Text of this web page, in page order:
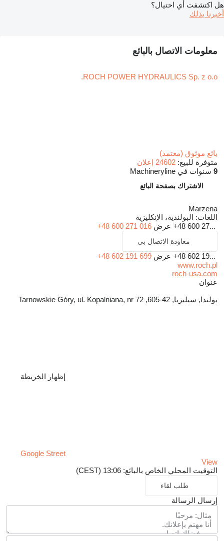
هل اكتشفت أي احتيال؟
أخبرنا بذلك
معلومات الاتصال بالبائع
ROCH POWER HYDRAULICS Sp. z o.o.
بائع موثوق (معتمد)
متوفرة للبيع: 24602 إعلان
9 سنوات في Machineryline
الاشتراك بصفحة البائع
Marzena
اللغات: البولندية، الإنكليزية
+48 600 27... عرض +48 600 271 016
معاودة الاتصال بي
+48 602 19... عرض +48 602 191 699
www.roch.pl
roch-usa.com
عنوان
بولندا, سيليزيا, 42-605, Tarnowskie Góry, ul. Kopalniana, nr 72
إظهار الخريطة
Google Street
View
التوقيت المحلي الخاص بالبائع: 13:06 (CEST)
طلب لقاء
إرسال الرسالة